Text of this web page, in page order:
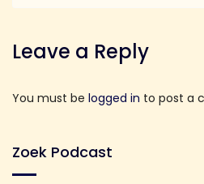
Leave a Reply
You must be logged in to post a
Zoek Podcast